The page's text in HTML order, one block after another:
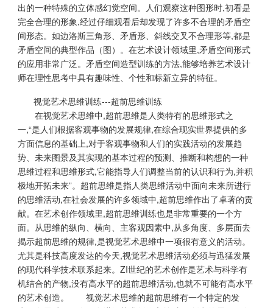
出的一种特殊的立体感幻觉空间。人们观察这种图形时,初看是
完全合理的形象,经过仔细观看后却发现了许多不合理的矛盾空
间形态。如边洛斯三角形、矛盾形、斜线交叉不合理形等,都是
矛盾空间的典型作品（图）。在艺术设计领域里,矛盾空间形式
的应用非常广泛。矛盾空间造型训练的方法,能够培养艺术设计
师在理性思考中具有趣味性、个性和标新立异的特征。
视觉艺术思维训练---超前思维训练
在视觉艺术思维中,超前思维是人类特有的思维形式之
一,“是人们根据客观事物的发展规律,在综合现实世界提供的多
方面信息的基础上,对于客观事物和人们的实践活动的发展趋
势、未来图景及其实现的基本过程的预测、推断和构想的一种
思维过程和思维形式,它能指导人们调整当前的认识和行为,并积
极地开拓未来”。超前思维是指人类思维活动中面向未来所进行
的思维活动,在社会发展的许多领域中,超前思维作出了卓著的贡
献。在艺术创作领域里,超前思维训练也是非常重要的一个方
面。从思维的纵向、横向、主客观因素中,从多角度、多层面去
揭示超前思维的规律,是视觉艺术思维中一项很有意义的活动。
尤其是科技高度发达的今天,视觉艺术思维活动必须与迅猛发展
的现代科学技术联系起来。ZI世纪的艺术创作是艺术与科学有
机结合的产物,没有高水平的超前思维活动,也就不可能有高水平
的艺术创造。 视觉艺术思维的超前思维有一个特定的发